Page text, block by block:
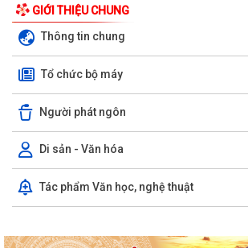
GIỚI THIỆU CHUNG
Thông tin chung
Tổ chức bộ máy
Người phát ngôn
Di sản - Văn hóa
Tác phẩm Văn học, nghệ thuật